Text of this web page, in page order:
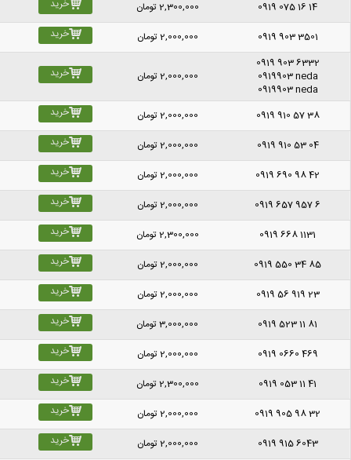
0919 075 16 14
2,300,000تومان خرید
0919 903 3501
2,000,000تومان
خرید
0919 903 6332
0919903 neda
0919903 neda
2,000,000تومان خرید
0919 910 57 38
2,000,000تومان خرید
0919 910 53 04
2,000,000تومان خرید
0919 690 98 42
2,000,000تومان خرید
0919 657 957 6
2,000,000تومان خرید
0919 668 1131
2,300,000تومان خرید
0919 550 34 85
2,000,000تومان خرید
0919 56 919 23
2,000,000تومان خرید
0919 523 11 81
3,000,000تومان خرید
0919 0660 469
2,000,000تومان خرید
0919 053 11 41
2,300,000تومان خرید
0919 905 98 32
2,000,000تومان خرید
0919 915 6043
2,000,000تومان خرید